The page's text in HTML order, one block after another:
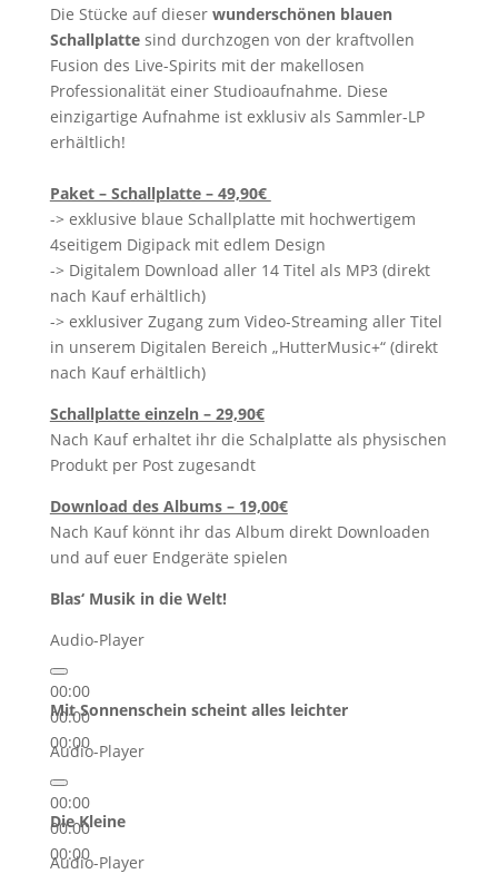
Die Stücke auf dieser wunderschönen blauen
Schallplatte sind durchzogen von der kraftvollen
Fusion des Live-Spirits mit der makellosen
Professionalität einer Studioaufnahme. Diese
einzigartige Aufnahme ist exklusiv als Sammler-LP
erhältlich!
Paket – Schallplatte – 49,90€
-> exklusive blaue Schallplatte mit hochwertigem
4seitigem Digipack mit edlem Design
-> Digitalem Download aller 14 Titel als MP3 (direkt
nach Kauf erhältlich)
-> exklusiver Zugang zum Video-Streaming aller Titel
in unserem Digitalen Bereich „HutterMusic+“ (direkt
nach Kauf erhältlich)
Schallplatte einzeln – 29,90€
Nach Kauf erhaltet ihr die Schalplatte als physischen
Produkt per Post zugesandt
Download des Albums – 19,00€
Nach Kauf könnt ihr das Album direkt Downloaden
und auf euer Endgeräte spielen
Blas‘ Musik in die Welt!
Audio-Player
00:00
00:00
00:00
Mit Sonnenschein scheint alles leichter
Audio-Player
00:00
00:00
00:00
Die Kleine
Audio-Player